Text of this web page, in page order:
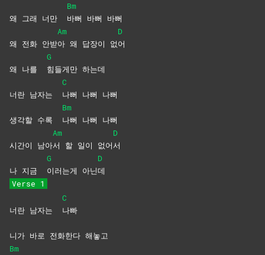
왜 그래 너만
Bm
바뻐 바뻐 바뻐
왜 전화 안받
Am
아 왜 답장이 없
D
어
왜 나를
G
힘들게만 하는데
너란 남자는
C
나뻐 나뻐 나뻐
생각할 수록
Bm
나뻐 나뻐 나뻐
시간이 남아
Am
서 할 일이 없어
D
서
나 지금
G
이러는게 아닌
D
데
Verse 1
너란 남자는
C
나빠
니가 바로 전화한다 해놓고
Bm